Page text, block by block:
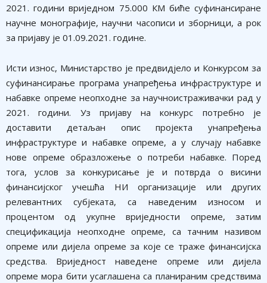
2021. години вриједном 75.000 КМ биће суфинансиране
научне монографије, научни часописи и зборници, а рок
за пријаву је 01.09.2021. године.
Исти износ, Министарство је предвидјело и Конкурсом за
суфинансирање програма унапређења инфраструктуре и
набавке опреме неопходне за научноистраживачки рад у
2021. години. Уз пријаву на конкурс потребно је
доставити детаљан опис пројекта унапређења
инфраструктуре и набавке опреме, а у случају набавке
нове опреме образложење о потреби набавке. Поред
тога, услов за конкурисање је и потврда о висини
финансијског учешћа НИ организације или других
релевантних субјеката, са наведеним износом и
процентом од укупне вриједности опреме, затим
спецификација неопходне опреме, са тачним називом
опреме или дијела опреме за које се траже финансијска
средства. Вриједност наведене опреме или дијела
опреме мора бити усаглашена са планираним средствима